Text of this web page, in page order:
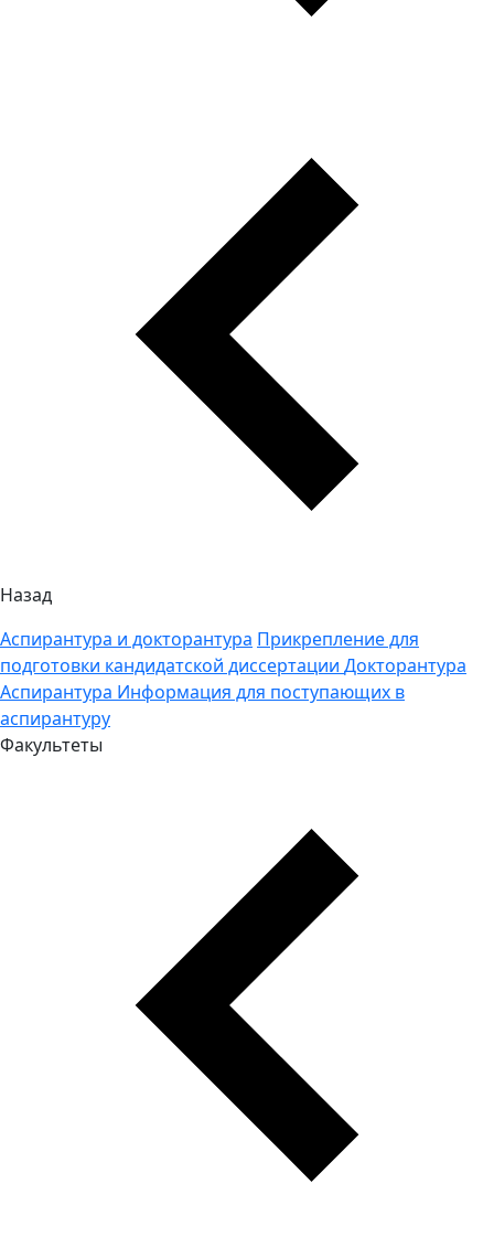
Назад
Аспирантура и докторантура Прикрепление для
подготовки кандидатской диссертации Докторантура
Аспирантура Информация для поступающих в
аспирантуру
Факультеты